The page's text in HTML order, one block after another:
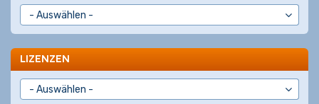
LIZENZEN